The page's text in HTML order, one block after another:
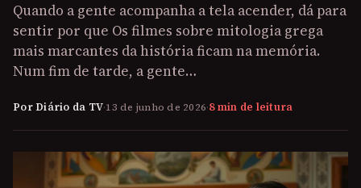
Quando a gente acompanha a tela acender, dá para
sentir por que Os filmes sobre mitologia grega
mais marcantes da história ficam na memória.
Num fim de tarde, a gente…
Por Diário da TV·13 de junho de 2026·8 min de leitura